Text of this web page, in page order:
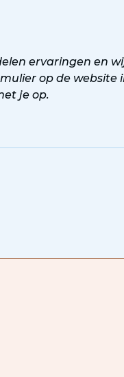
ervaringen en
op de website
je op.